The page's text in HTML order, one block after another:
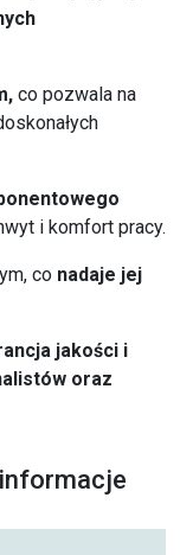
co pozwala na
i komfort pracy.
co nadaje jej
jakości i
oraz